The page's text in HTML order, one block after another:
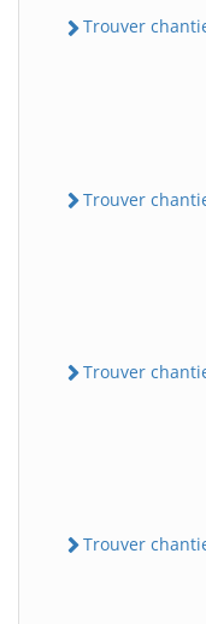
Trouver
Trouver
Trouver
Trouver